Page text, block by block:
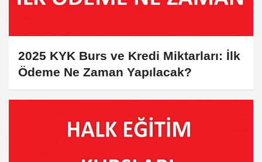
2025 KYK Burs ve Kredi Miktarları: İlk
Ödeme Ne Zaman Yapılacak?